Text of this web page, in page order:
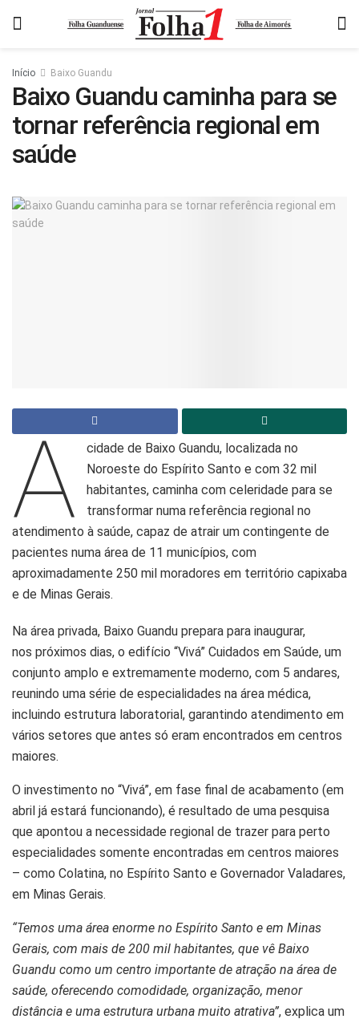
Início Baixo Guandu
Baixo Guandu caminha para se
tornar referência regional em
saúde
A
cidade de Baixo Guandu, localizada no
Noroeste do Espírito Santo e com 32 mil
habitantes, caminha com celeridade para se
transformar numa referência regional no
atendimento à saúde, capaz de atrair um contingente de
pacientes numa área de 11 municípios, com
aproximadamente 250 mil moradores em território capixaba
e de Minas Gerais.
Na área privada, Baixo Guandu prepara para inaugurar,
nos próximos dias, o edifício “Vivá” Cuidados em Saúde, um
conjunto amplo e extremamente moderno, com 5 andares,
reunindo uma série de especialidades na área médica,
incluindo estrutura laboratorial, garantindo atendimento em
vários setores que antes só eram encontrados em centros
maiores.
O investimento no “Vivá”, em fase final de acabamento (em
abril já estará funcionando), é resultado de uma pesquisa
que apontou a necessidade regional de trazer para perto
especialidades somente encontradas em centros maiores
– como Colatina, no Espírito Santo e Governador Valadares,
em Minas Gerais.
“Temos uma área enorme no Espírito Santo e em Minas
Gerais, com mais de 200 mil habitantes, que vê Baixo
Guandu como um centro importante de atração na área de
saúde, oferecendo comodidade, organização, menor
distância e uma estrutura urbana muito atrativa”, explica um